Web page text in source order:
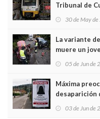
Tribunal de
30 de May
La variante
muere un
05 de Jun de
Máxima
desaparición
03 de Jun de